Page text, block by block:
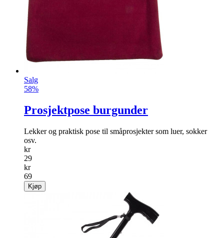
Salg
58%
Prosjektpose burgunder
Lekker og praktisk pose til småprosjekter som luer, sokker
osv.
kr
29
kr
69
Kjøp